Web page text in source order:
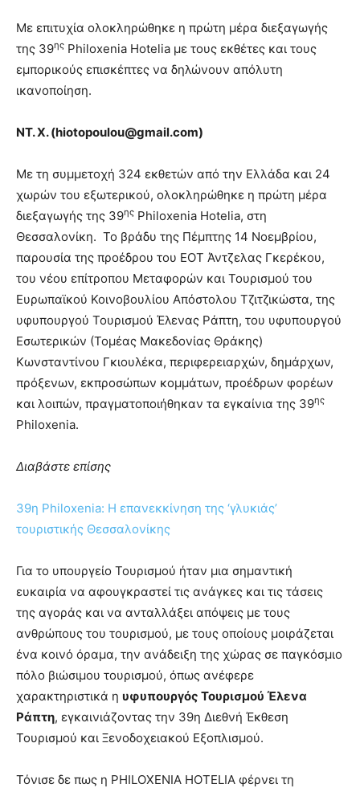
Με επιτυχία ολοκληρώθηκε η πρώτη μέρα διεξαγωγής
της 39ης Philoxenia Hotelia με τους εκθέτες και τους
εμπορικούς επισκέπτες να δηλώνουν απόλυτη
ικανοποίηση.
ΝΤ. Χ. (hiotopoulou@gmail.com)
Με τη συμμετοχή 324 εκθετών από την Ελλάδα και 24
χωρών του εξωτερικού, ολοκληρώθηκε η πρώτη μέρα
διεξαγωγής της 39ης Philoxenia Hotelia, στη
Θεσσαλονίκη. Το βράδυ της Πέμπτης 14 Νοεμβρίου,
παρουσία της προέδρου του ΕΟΤ Άντζελας Γκερέκου,
του νέου επίτροπου Μεταφορών και Τουρισμού του
Ευρωπαϊκού Κοινοβουλίου Απόστολου Τζιτζικώστα, της
υφυπουργού Τουρισμού Έλενας Ράπτη, του υφυπουργού
Εσωτερικών (Τομέας Μακεδονίας Θράκης)
Κωνσταντίνου Γκιουλέκα, περιφερειαρχών, δημάρχων,
πρόξενων, εκπροσώπων κομμάτων, προέδρων φορέων
και λοιπών, πραγματοποιήθηκαν τα εγκαίνια της 39ης
Philoxenia.
Διαβάστε επίσης
39η Philoxenia: Η επανεκκίνηση της ‘γλυκιάς’
τουριστικής Θεσσαλονίκης
Για το υπουργείο Τουρισμού ήταν μια σημαντική
ευκαιρία να αφουγκραστεί τις ανάγκες και τις τάσεις
της αγοράς και να ανταλλάξει απόψεις με τους
ανθρώπους του τουρισμού, με τους οποίους μοιράζεται
ένα κοινό όραμα, την ανάδειξη της χώρας σε παγκόσμιο
πόλο βιώσιμου τουρισμού, όπως ανέφερε
χαρακτηριστικά η υφυπουργός Τουρισμού Έλενα
Ράπτη, εγκαινιάζοντας την 39η Διεθνή Έκθεση
Τουρισμού και Ξενοδοχειακού Εξοπλισμού.
Τόνισε δε πως η PHILOXENIA HOTELIA φέρνει τη